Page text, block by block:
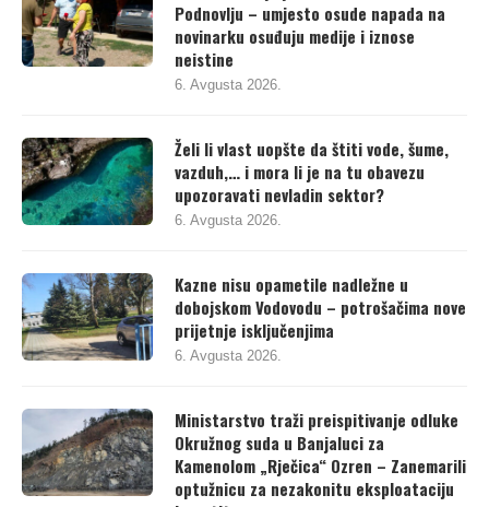
Vlast u Doboju još više muti vodu u
Podnovlju – umjesto osude napada na
novinarku osuđuju medije i iznose
neistine
Želi li vlast uopšte da štiti vode, šume,
vazduh,… i mora li je na tu obavezu
upozoravati nevladin sektor?
Kazne nisu opametile nadležne u
dobojskom Vodovodu – potrošačima nove
prijetnje isključenjima
Ministarstvo traži preispitivanje odluke
Okružnog suda u Banjaluci za
Kamenolom „Rječica“ Ozren – Zanemarili